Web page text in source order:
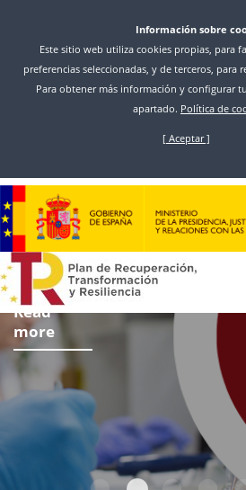
main
Información sobre
Este sitio web utiliza cookies propias, para
preferencias seleccionadas, y de terceros, para
Para obtener más información y configurar
apartado. Política de
[ Aceptar ]
Read
more